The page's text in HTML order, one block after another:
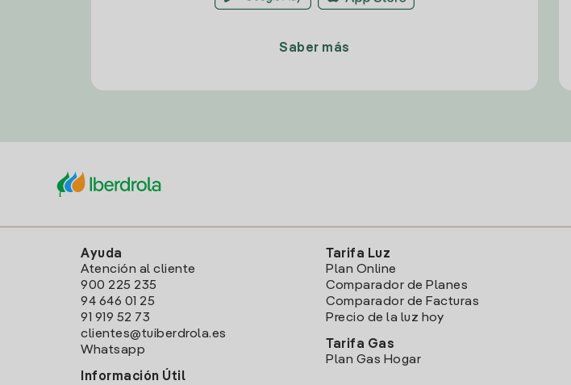
Saber más
Ayuda
Atención al cliente
900 225 235
94 646 01 25
91 919 52 73
clientes@tuiberdrola.es
Whatsapp
Información Útil
Tarifa Luz
Plan Online
Comparador de Planes
Comparador de Facturas
Precio de la luz hoy
Tarifa Gas
Plan Gas Hogar